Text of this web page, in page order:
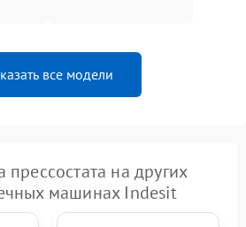
все модели
прессостата на других
машинах Indesit